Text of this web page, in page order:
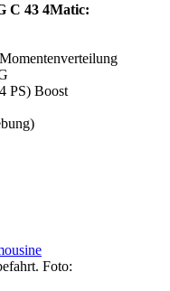
C 43 4Matic:
PS) Boost
Foto: